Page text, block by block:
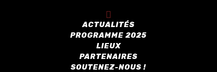
ACTUALITÉS
PROGRAMME 2025
LIEUX
PARTENAIRES
SOUTENEZ-NOUS !